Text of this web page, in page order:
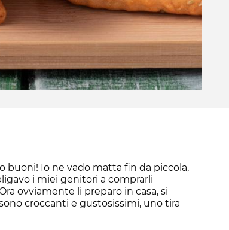
buoni! Io ne vado matta fin da piccola,
i miei genitori a comprarli
ovviamente li preparo in casa, si
croccanti e gustosissimi, uno tira